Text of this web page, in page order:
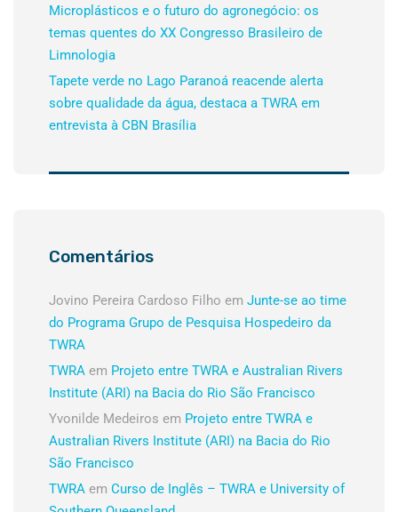
Microplásticos e o futuro do agronegócio: os
temas quentes do XX Congresso Brasileiro de
Limnologia
Tapete verde no Lago Paranoá reacende alerta
sobre qualidade da água, destaca a TWRA em
entrevista à CBN Brasília
Comentários
Jovino Pereira Cardoso Filho em Junte-se ao time
do Programa Grupo de Pesquisa Hospedeiro da
TWRA
TWRA em Projeto entre TWRA e Australian Rivers
Institute (ARI) na Bacia do Rio São Francisco
Yvonilde Medeiros em Projeto entre TWRA e
Australian Rivers Institute (ARI) na Bacia do Rio
São Francisco
TWRA em Curso de Inglês – TWRA e University of